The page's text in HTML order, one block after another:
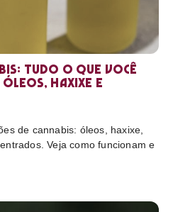
tudo o que você
haxixe e
de cannabis: óleos, haxixe,
Veja como funcionam e